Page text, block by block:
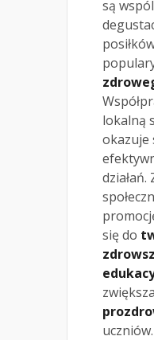
są
lokalną
okazuje
działań.
się do
uczniów.